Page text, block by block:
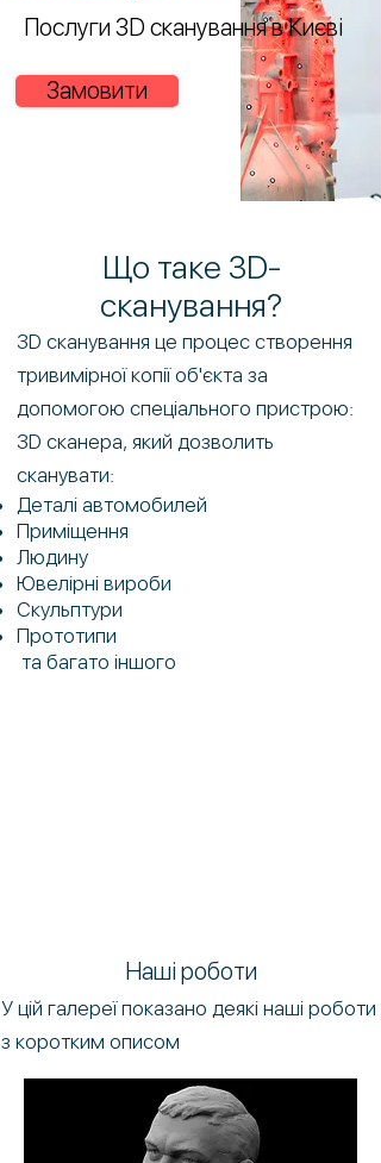
Замовити
Послуги 3D сканування в Києві
Що таке 3D-
сканування?
3D сканування це процес створення
тривимірної копії об'єкта за
допомогою спеціального пристрою:
3D сканера, який дозволить
сканувати:
Деталі автомобилей
Приміщення
Людину
Ювелірні вироби
Скульптури
Прототипи
та багато іншого
Наші роботи
У цій галереї показано деякі наші роботи
з коротким описом